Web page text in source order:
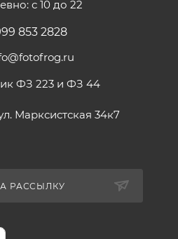
с 10 до 22
853 2828
ФЗ 223 и ФЗ 44
Марксистская 34к7
РАССЫЛКУ